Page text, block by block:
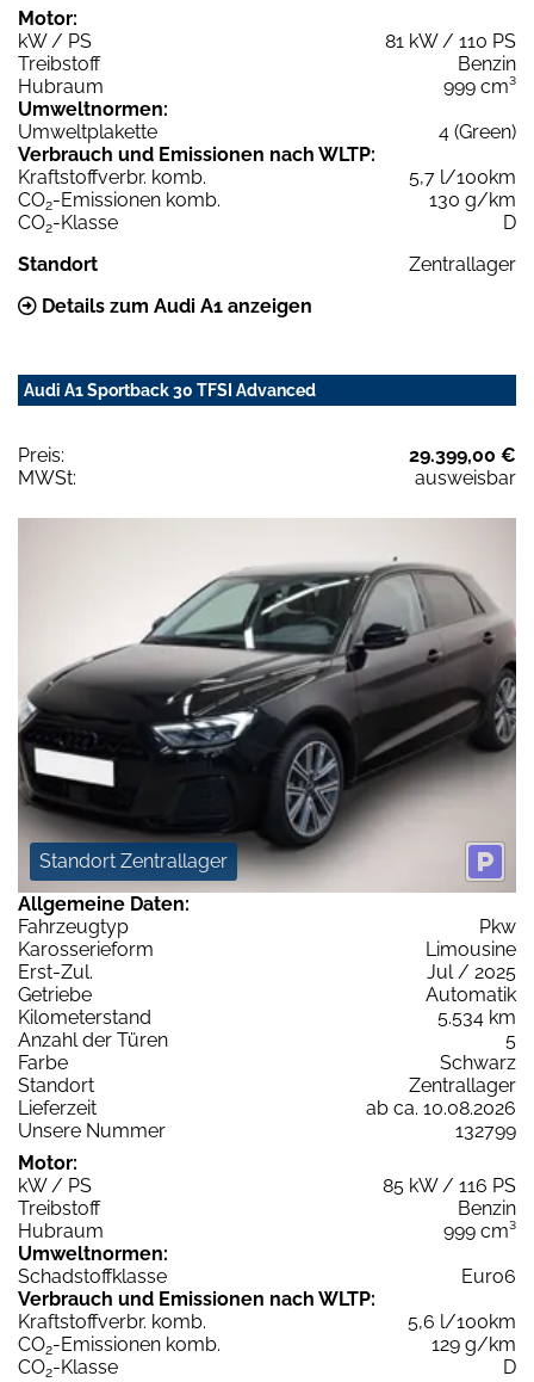
Motor:
kW / PS
81 kW / 110 PS
Treibstoff
Benzin
Hubraum
999 cm³
Umweltnormen:
Umweltplakette
4 (Green)
Verbrauch und Emissionen nach WLTP:
Kraftstoffverbr. komb.
5,7 l/100km
CO2-Emissionen komb.
130 g/km
CO2-Klasse
D
Standort
Zentrallager
Details zum Audi A1 anzeigen
Audi A1 Sportback 30 TFSI Advanced
Preis:
29.399,00 €
MWSt:
ausweisbar
Standort Zentrallager
Allgemeine Daten:
Fahrzeugtyp
Pkw
Karosserieform
Limousine
Erst-Zul.
Jul / 2025
Getriebe
Automatik
Kilometerstand
5.534 km
Anzahl der Türen
5
Farbe
Schwarz
Standort
Zentrallager
Lieferzeit
ab ca. 10.08.2026
Unsere Nummer
132799
Motor:
kW / PS
85 kW / 116 PS
Treibstoff
Benzin
Hubraum
999 cm³
Umweltnormen:
Schadstoffklasse
Euro6
Verbrauch und Emissionen nach WLTP:
Kraftstoffverbr. komb.
5,6 l/100km
CO2-Emissionen komb.
129 g/km
CO2-Klasse
D